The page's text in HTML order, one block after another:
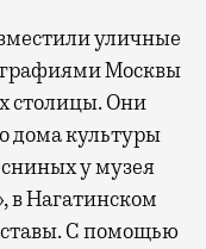
уличные
Москвы
столицы. Они
дома культуры
у музея
в Нагатинском
С помощью